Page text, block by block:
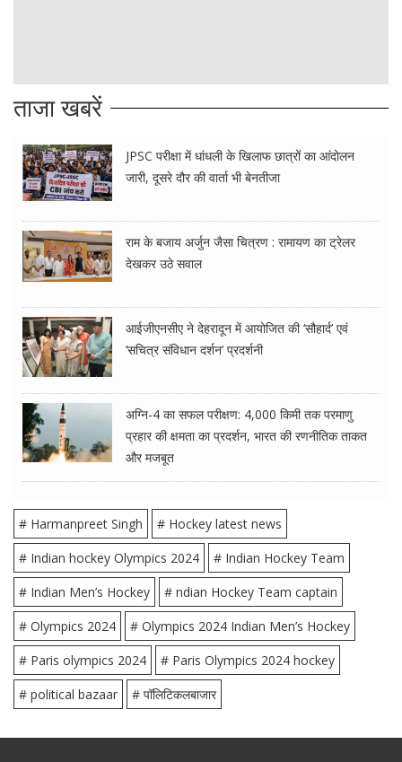
ताजा खबरें
JPSC परीक्षा में धांधली के खिलाफ छात्रों का आंदोलन
जारी, दूसरे दौर की वार्ता भी बेनतीजा
राम के बजाय अर्जुन जैसा चित्रण : रामायण का ट्रेलर
देखकर उठे सवाल
आईजीएनसीए ने देहरादून में आयोजित की ‘सौहार्द’ एवं
‘सचित्र संविधान दर्शन’ प्रदर्शनी
अग्नि-4 का सफल परीक्षण: 4,000 किमी तक परमाणु
प्रहार की क्षमता का प्रदर्शन, भारत की रणनीतिक ताकत
और मजबूत
# Harmanpreet Singh
# Hockey latest news
# Indian hockey Olympics 2024
# Indian Hockey Team
# Indian Men’s Hockey
# ndian Hockey Team captain
# Olympics 2024
# Olympics 2024 Indian Men’s Hockey
# Paris olympics 2024
# Paris Olympics 2024 hockey
# political bazaar
# पॉलिटिकलबाजार